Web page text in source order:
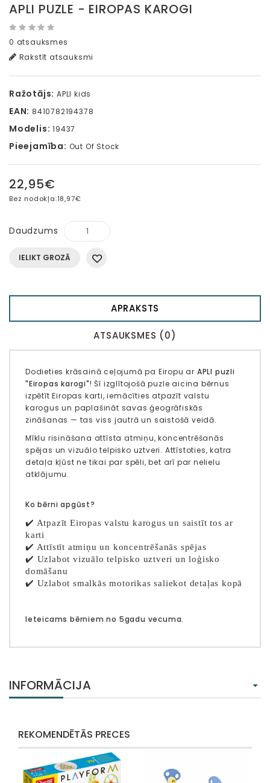
APLI PUZLE - EIROPAS KAROGI
0 atsauksmes
Rakstīt atsauksmi
Ražotājs: APLI kids
EAN: 8410782194378
Modelis: 19437
Pieejamība: Out Of Stock
22,95€
Bez nodokļa:18,97€
Daudzums
IELIKT GROZĀ
APRAKSTS
ATSAUKSMES (0)
Dodieties krāsainā ceļojumā pa Eiropu ar APLI puzli
"Eiropas karogi"! Šī izglītojošā puzle aicina bērnus
izpētīt Eiropas karti, iemācīties atpazīt valstu
karogus un paplašināt savas ģeogrāfiskās
zināšanas — tas viss jautrā un saistošā veidā.
Mīklu risināšana attīsta atmiņu, koncentrēšanās
spējas un vizuālo telpisko uztveri. Attīstoties, katra
detaļa kļūst ne tikai par spēli, bet arī par nelielu
atklājumu.
Ko bērni apgūst?
✔️ Atpazīt Eiropas valstu karogus un saistīt tos ar
karti
✔️ Attīstīt atmiņu un koncentrēšanās spējas
✔️ Uzlabot vizuālo telpisko uztveri un loģisko
domāšanu
✔️ Uzlabot smalkās motorikas saliekot detaļas kopā
Ieteicams bērniem no 5gadu vecuma.
INFORMĀCIJA
REKOMENDĒTĀS PRECES